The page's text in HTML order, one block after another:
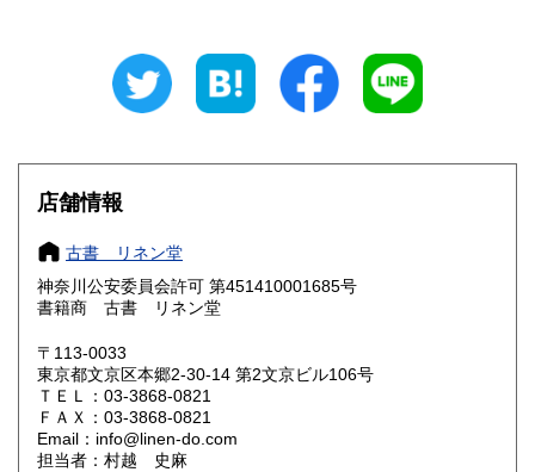
250円 三重県
大阪府
奈良県
鳥取県 250円 島根県
岡山県
山口県 250円
香川県
店舗情報
古書 リネン堂
神奈川公安委員会許可 第451410001685号
書籍商 古書 リネン堂
〒113-0033
東京都文京区本郷2‐30-14 第2文京ビル106号
ＴＥＬ：03-3868-0821
ＦＡＸ：03-3868-0821
Email：info@linen-do.com
担当者：村越 史麻